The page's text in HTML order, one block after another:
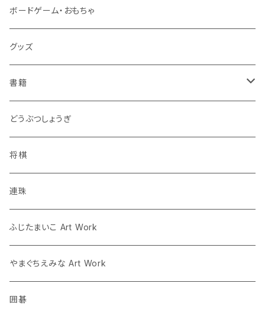
ボードゲーム・おもちゃ
グッズ
書籍
連珠
ツイクスト
将棋
囲碁
人狼
どうぶつしょうぎ
将棋
連珠
ふじたまいこ Art Work
やまぐちえみな Art Work
囲碁